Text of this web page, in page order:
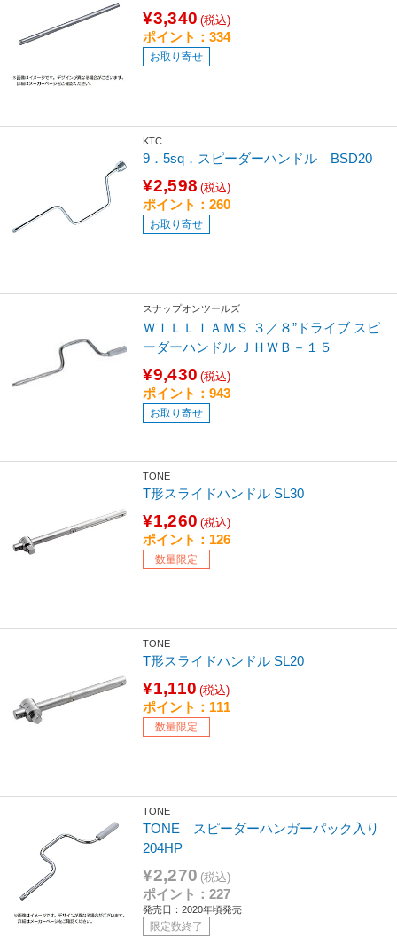
¥3,340 (税込)
ポイント：334
お取り寄せ
KTC
9．5sq．スピーダーハンドル BSD20
¥2,598 (税込)
ポイント：260
お取り寄せ
スナップオンツールズ
ＷＩＬＬＩＡＭＳ ３／８”ドライブ スピ
ーダーハンドル ＪＨＷＢ－１５
¥9,430 (税込)
ポイント：943
お取り寄せ
TONE
T形スライドハンドル SL30
¥1,260 (税込)
ポイント：126
数量限定
TONE
T形スライドハンドル SL20
¥1,110 (税込)
ポイント：111
数量限定
TONE
TONE スピーダーハンガーパック入り
204HP
¥2,270 (税込)
ポイント：227
発売日：2020年頃発売
限定数終了